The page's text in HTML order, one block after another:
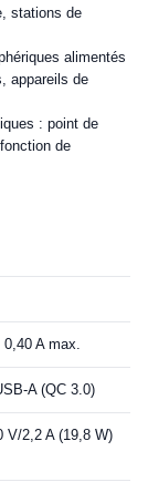
stations de
alimentés
appareils de
: point de
de
A max.
A (QC 3.0)
V/2,2 A (19,8 W)